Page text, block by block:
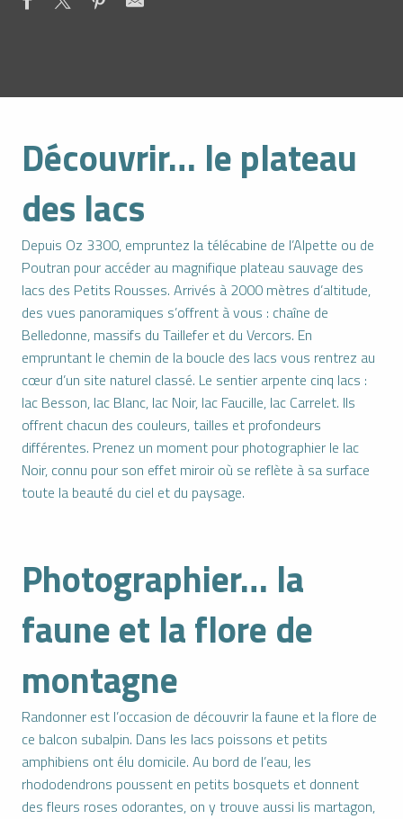
Découvrir… le plateau
des lacs
Depuis Oz 3300, empruntez la télécabine de l’Alpette ou de
Poutran pour accéder au magnifique plateau sauvage des
lacs des Petits Rousses. Arrivés à 2000 mètres d’altitude,
des vues panoramiques s’offrent à vous : chaîne de
Belledonne, massifs du Taillefer et du Vercors. En
empruntant le chemin de la boucle des lacs vous rentrez au
cœur d’un site naturel classé. Le sentier arpente cinq lacs :
lac Besson, lac Blanc, lac Noir, lac Faucille, lac Carrelet. Ils
offrent chacun des couleurs, tailles et profondeurs
différentes. Prenez un moment pour photographier le lac
Noir, connu pour son effet miroir où se reflète à sa surface
toute la beauté du ciel et du paysage.
Photographier… la
faune et la flore de
montagne
Randonner est l’occasion de découvrir la faune et la flore de
ce balcon subalpin. Dans les lacs poissons et petits
amphibiens ont élu domicile. Au bord de l’eau, les
rhododendrons poussent en petits bosquets et donnent
des fleurs roses odorantes, on y trouve aussi lis martagon,